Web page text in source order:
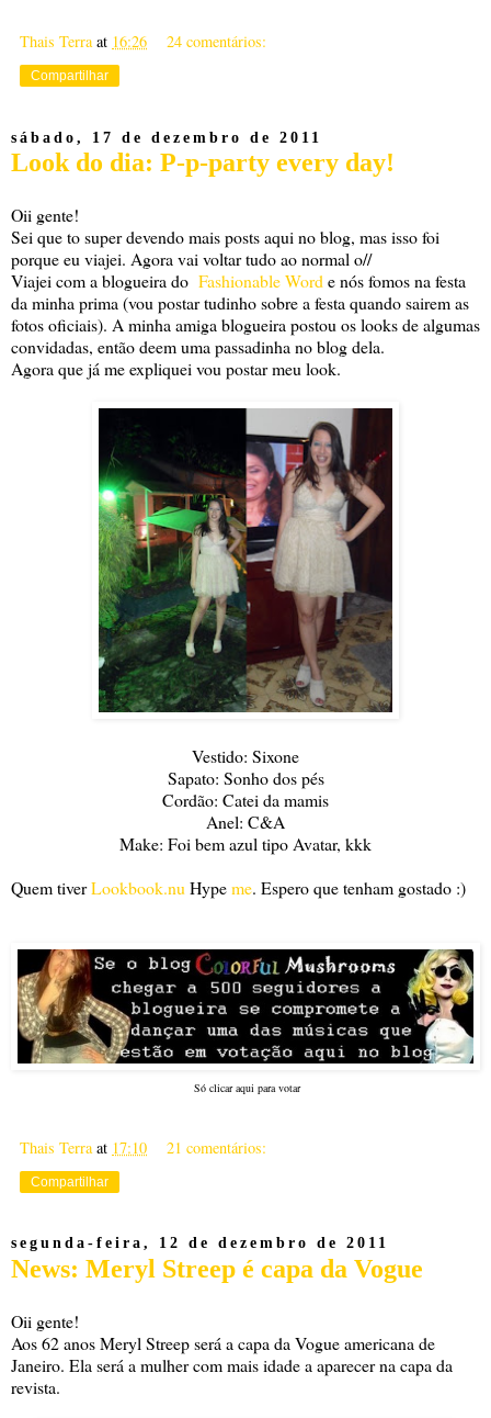
Thais Terra at 16:26 24 comentários:
Compartilhar
sábado, 17 de dezembro de 2011
Look do dia: P-p-party every day!
Oii gente!
Sei que to super devendo mais posts aqui no blog, mas isso foi
porque eu viajei. Agora vai voltar tudo ao normal o//
Viajei com a blogueira do Fashionable Word e nós fomos na festa
da minha prima (vou postar tudinho sobre a festa quando sairem as
fotos oficiais). A minha amiga blogueira postou os looks de algumas
convidadas, então deem uma passadinha no blog dela.
Agora que já me expliquei vou postar meu look.
Vestido: Sixone
Sapato: Sonho dos pés
Cordão: Catei da mamis
Anel: C&A
Make: Foi bem azul tipo Avatar, kkk
Quem tiverLookbook.nu Hypeme. Espero que tenham gostado :)
Só clicar aqui para votar
Thais Terra at 17:10 21 comentários:
Compartilhar
segunda-feira, 12 de dezembro de 2011
News: Meryl Streep é capa da Vogue
Oii gente!
Aos 62 anos Meryl Streep será a capa da Vogue americana de
Janeiro. Ela será a mulher com mais idade a aparecer na capa da
revista.